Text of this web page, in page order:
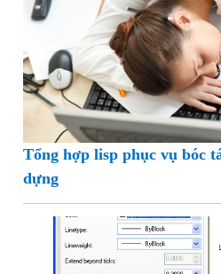
Tổng hợp lisp phục vụ bóc
dựng